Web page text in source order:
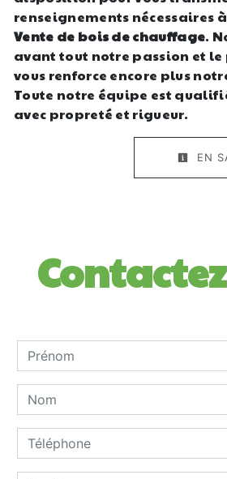
renseignements nécessaires
Vente de bois de chauffage.
avant tout notre passion et
vous renforce encore plus
Toute notre équipe est
avec propreté et rigueur.
EN